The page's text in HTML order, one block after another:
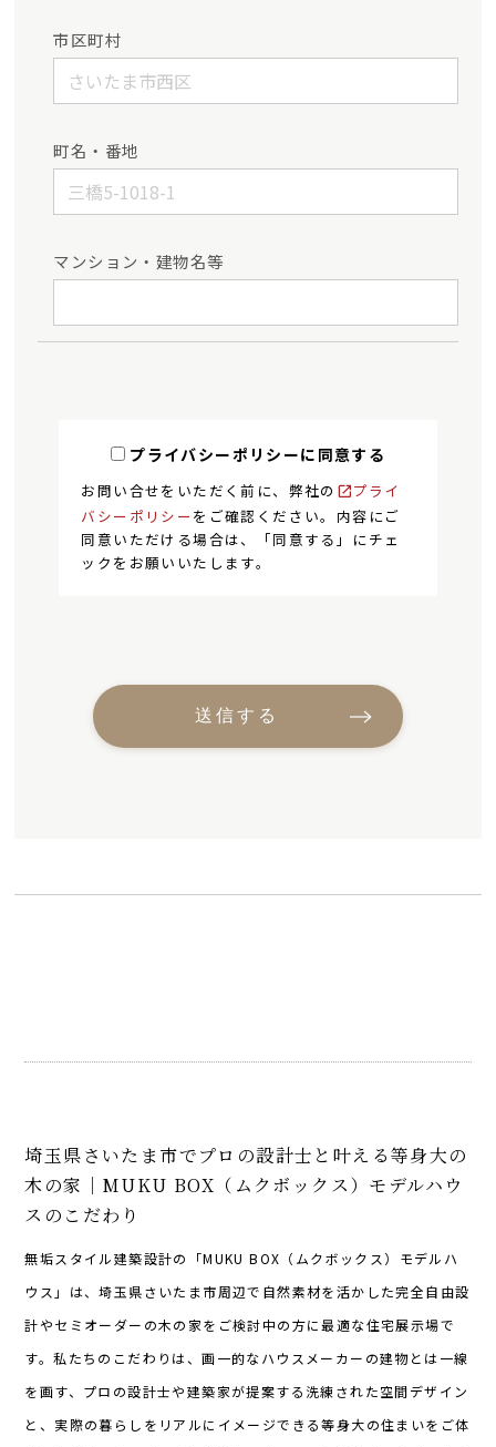
市区町村
町名・番地
マンション・建物名等
プライバシーポリシーに同意する
お問い合せをいただく前に、弊社の
プライ
バシーポリシー をご確認ください。内容にご
同意いただける場合は、「同意する」にチェ
ックをお願いいたします。
埼玉県さいたま市でプロの設計士と叶える等身大の
木の家｜MUKU BOX（ムクボックス）モデルハウ
スのこだわり
無垢スタイル建築設計の「MUKU BOX（ムクボックス）モデルハ
ウス」は、埼玉県さいたま市周辺で自然素材を活かした完全自由設
計やセミオーダーの木の家をご検討中の方に最適な住宅展示場で
す。私たちのこだわりは、画一的なハウスメーカーの建物とは一線
を画す、プロの設計士や建築家が提案する洗練された空間デザイン
と、実際の暮らしをリアルにイメージできる等身大の住まいをご体